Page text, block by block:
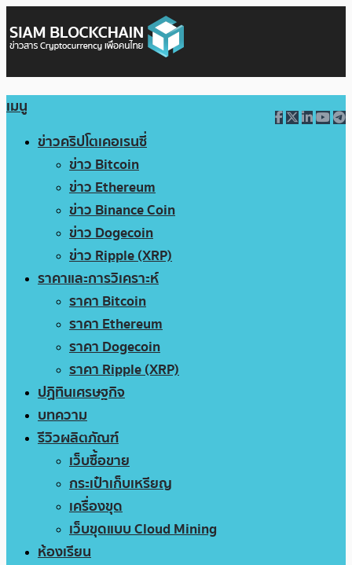
เมนู
ข่าวคริปโตเคอเรนซี่
ข่าว Bitcoin
ข่าว Ethereum
ข่าว Binance Coin
ข่าว Dogecoin
ข่าว Ripple (XRP)
ราคาและการวิเคราะห์
ราคา Bitcoin
ราคา Ethereum
ราคา Dogecoin
ราคา Ripple (XRP)
ปฏิทินเศรษฐกิจ
บทความ
รีวิวผลิตภัณฑ์
เว็บซื้อขาย
กระเป๋าเก็บเหรียญ
เครื่องขุด
เว็บขุดแบบ Cloud Mining
ห้องเรียน